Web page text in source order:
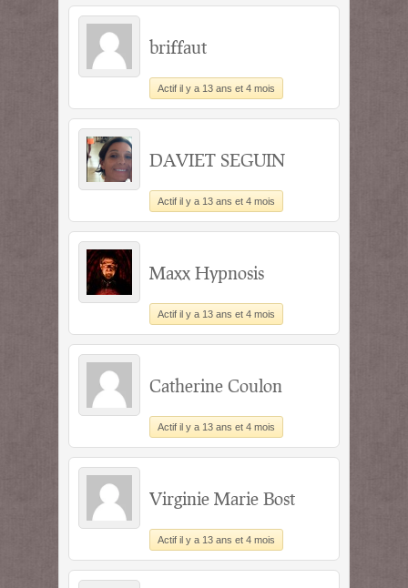
briffaut
Actif il y a 13 ans et 4 mois
DAVIET SEGUIN
Actif il y a 13 ans et 4 mois
Maxx Hypnosis
Actif il y a 13 ans et 4 mois
Catherine Coulon
Actif il y a 13 ans et 4 mois
Virginie Marie Bost
Actif il y a 13 ans et 4 mois